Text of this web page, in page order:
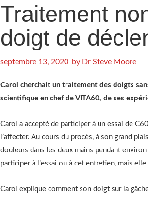
Traitement
doigt de
septembre 13, 2020 by Dr Steve Moore
Carol cherchait un traitement des doigts
scientifique en chef de VITA60, de ses
Carol a accepté de participer à un essai de
l’affecter. Au cours du procès, à son grand
douleurs dans les deux mains pendant
participer à l’essai ou à cet entretien, mais
Carol explique comment son doigt sur la